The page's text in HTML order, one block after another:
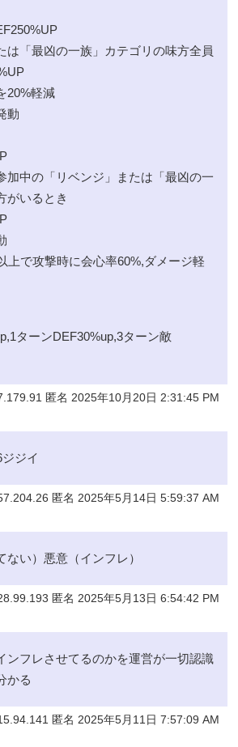
は「最凶の一族」カテゴリの味方全員
20%軽減
動
加中の「リベンジ」または「最凶の一
がいるとき
上で攻撃時に会心率60%,ダメージ軽
ターンDEF30%up,3ターン敵
匿名 2025年10月20日 2:31:45 PM
ジイ
匿名 2025年5月14日 5:59:37 AM
ない）悪意（インフレ）
匿名 2025年5月13日 6:54:42 PM
ンフレさせてるのかを運営が一切認識
かる
匿名 2025年5月11日 7:57:09 AM